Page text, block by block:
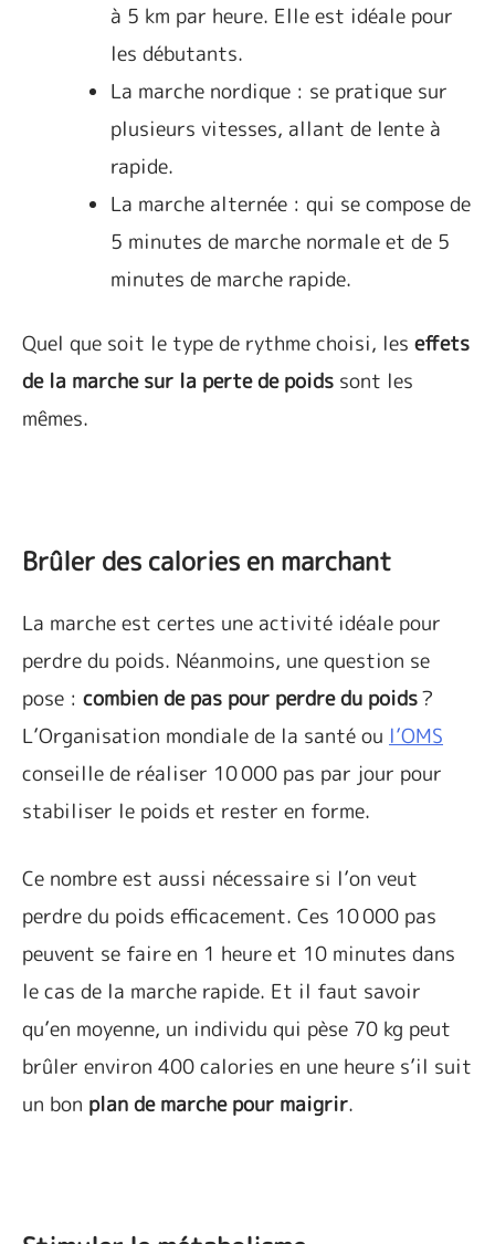
à 5 km par heure. Elle est idéale pour
les débutants.
La marche nordique : se pratique sur
plusieurs vitesses, allant de lente à
rapide.
La marche alternée : qui se compose de
5 minutes de marche normale et de 5
minutes de marche rapide.
Quel que soit le type de rythme choisi, les effets
de la marche sur la perte de poids sont les
mêmes.
Brûler des calories en marchant
La marche est certes une activité idéale pour
perdre du poids. Néanmoins, une question se
pose : combien de pas pour perdre du poids?
L’Organisation mondiale de la santé ou l’OMS
conseille de réaliser 10 000 pas par jour pour
stabiliser le poids et rester en forme.
Ce nombre est aussi nécessaire si l’on veut
perdre du poids efficacement. Ces 10 000 pas
peuvent se faire en 1 heure et 10 minutes dans
le cas de la marche rapide. Et il faut savoir
qu’en moyenne, un individu qui pèse 70 kg peut
brûler environ 400 calories en une heure s’il suit
un bon plan de marche pour maigrir.